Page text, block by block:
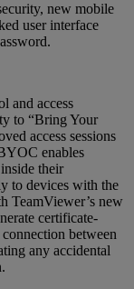
new mobile
user interface
and access
to “Bring Your
access sessions
enables
their
to devices with the
TeamViewer’s new
certificate-
between
any accidental